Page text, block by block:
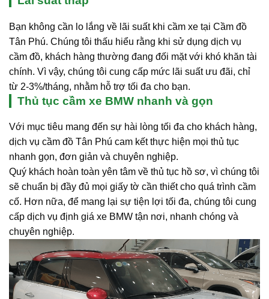
Bạn không cần lo lắng về lãi suất khi cầm xe tại Cầm đồ
Tân Phú. Chúng tôi thấu hiểu rằng khi sử dụng dịch vụ
cầm đồ, khách hàng thường đang đối mặt với khó khăn tài
chính. Vì vậy, chúng tôi cung cấp mức lãi suất ưu đãi, chỉ
từ 2-3%/tháng, nhằm hỗ trợ tối đa cho bạn.
Thủ tục cầm xe BMW nhanh và gọn
Với mục tiêu mang đến sự hài lòng tối đa cho khách hàng,
dịch vụ cầm đồ Tân Phú cam kết thực hiện mọi thủ tục
nhanh gọn, đơn giản và chuyên nghiệp.
Quý khách hoàn toàn yên tâm về thủ tục hồ sơ, vì chúng tôi
sẽ chuẩn bị đầy đủ mọi giấy tờ cần thiết cho quá trình cầm
cố. Hơn nữa, để mang lại sự tiện lợi tối đa, chúng tôi cung
cấp dịch vụ định giá xe BMW tận nơi, nhanh chóng và
chuyên nghiệp.